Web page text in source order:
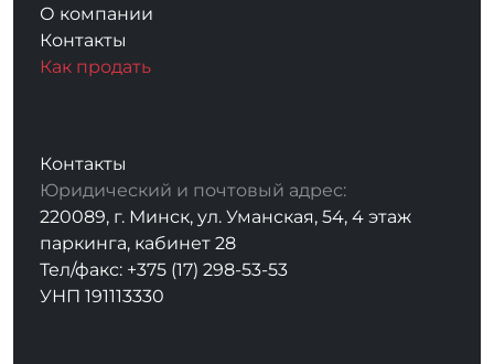
О компании
Контакты
Как продать
Контакты
Юридический и почтовый адрес:
220089, г. Минск, ул. Уманская, 54, 4 этаж
паркинга, кабинет 28
Тел/факс: +375 (17) 298-53-53
УНП 191113330